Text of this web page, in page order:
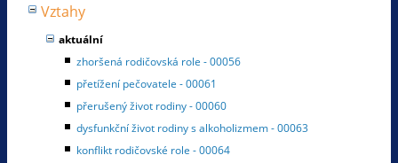
Vztahy
aktuální
zhoršená rodičovská role - 00056
přetížení pečovatele - 00061
přerušený život rodiny - 00060
dysfunkční život rodiny s alkoholizmem - 00063
konflikt rodičovské role - 00064